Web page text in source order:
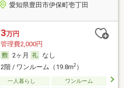
愛知県豊田市伊保町壱丁田
3万円
管理費2,000円
2ヶ月
なし
2階 / ワンルーム（19.8m2）
一人暮らし
ワンルーム